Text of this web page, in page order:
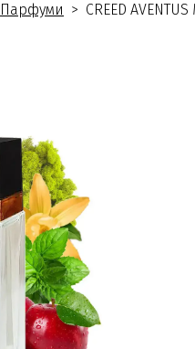
Парфуми CREED